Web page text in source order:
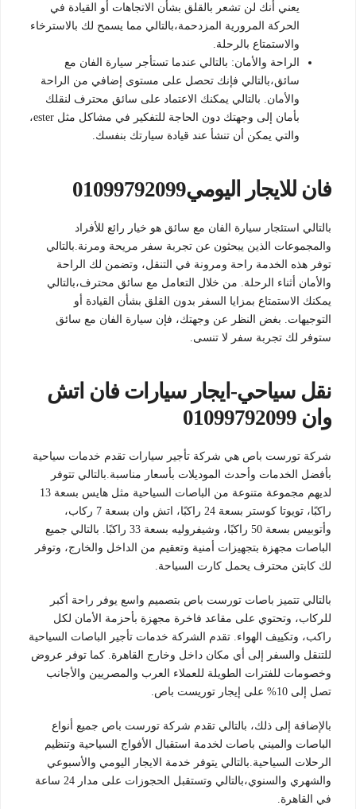
يعني أنك لن تشعر بالقلق بشأن الاتجاهات أو القيادة في
الحركة المرورية المزدحمة،بالتالي مما يسمح لك بالاسترخاء
والاستمتاع بالرحلة.
الراحة والأمان: بالتالي عندما تستأجر سيارة الفان مع
سائق،بالتالي فإنك تحصل على مستوى إضافي من الراحة
والأمان. بالتالي يمكنك الاعتماد على سائق محترف لنقلك
بأمان إلى وجهتك دون الحاجة للتفكير في مشاكل مثل ester،
والتي يمكن أن تنشأ عند قيادة سيارتك بنفسك.
فان للايجار اليومي01099792099
بالتالي استئجار سيارة الفان مع سائق هو خيار رائع للأفراد
والمجموعات الذين يبحثون عن تجربة سفر مريحة ومرنة.بالتالي
توفر هذه الخدمة راحة ومرونة في التنقل، وتضمن لك الراحة
والأمان أثناء الرحلة. من خلال التعامل مع سائق محترف،بالتالي
يمكنك الاستمتاع بمزايا السفر بدون القلق بشأن القيادة أو
التوجيهات. بغض النظر عن وجهتك، فإن سيارة الفان مع سائق
ستوفر لك تجربة سفر لا تنسى.
نقل سياحي-ايجار سيارات فان اتش
وان 01099792099
شركة تورست باص هي شركة تأجير سيارات تقدم خدمات سياحية
بأفضل الخدمات وأحدث الموديلات بأسعار مناسبة.بالتالي تتوفر
لديهم مجموعة متنوعة من الباصات السياحية مثل هايس بسعة 13
راكبًا، تويوتا كوستر بسعة 24 راكبًا، اتش وان بسعة 7 ركاب،
وأتوبيس بسعة 50 راكبًا، وشيفروليه بسعة 33 راكبًا. بالتالي جميع
الباصات مجهزة بتجهيزات أمنية وتعقيم من الداخل والخارج، وتوفر
لك كابتن محترف يحمل كارت السياحة.
بالتالي تتميز باصات تورست باص بتصميم واسع يوفر راحة أكبر
للركاب، وتحتوي على مقاعد فاخرة مجهزة بأحزمة الأمان لكل
راكب، وتكييف الهواء. تقدم الشركة خدمات تأجير الباصات السياحية
للتنقل والسفر إلى أي مكان داخل وخارج القاهرة. كما توفر عروض
وخصومات للفترات الطويلة للعملاء العرب والمصريين والأجانب
تصل إلى 10% على إيجار توريست باص.
بالإضافة إلى ذلك، بالتالي تقدم شركة تورست باص جميع أنواع
الباصات والميني باصات لخدمة استقبال الأفواج السياحية وتنظيم
الرحلات السياحية.بالتالي يتوفر خدمة الايجار اليومي والأسبوعي
والشهري والسنوي،بالتالي وتستقبل الحجوزات على مدار 24 ساعة
في القاهرة.